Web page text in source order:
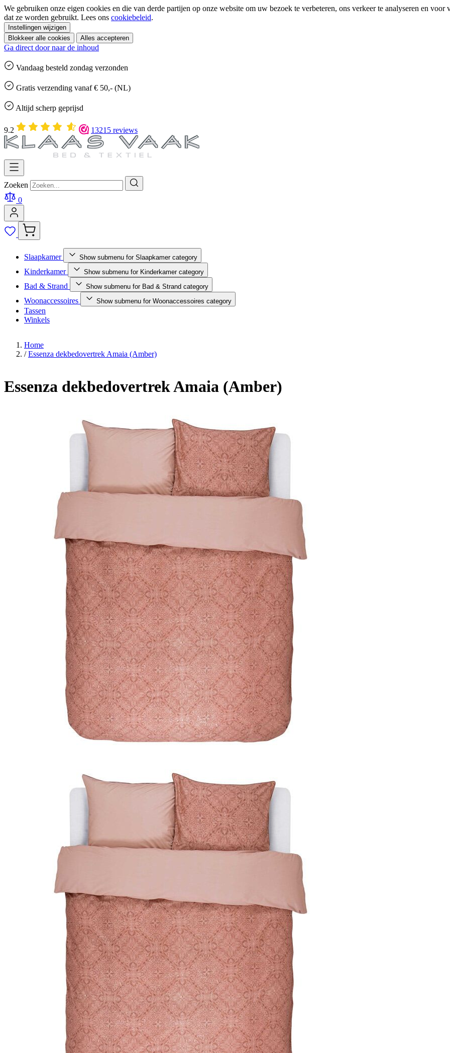
We gebruiken onze eigen cookies en die van derde partijen op onze website om uw bezoek te verbeteren, ons verkeer te analyseren en
dat ze worden gebruikt. Lees ons cookiebeleid.
Instellingen wijzigen
Blokkeer alle cookies
Alles accepteren
Ga direct door naar de inhoud
Vandaag besteld zondag verzonden
Gratis verzending vanaf € 50,- (NL)
Altijd scherp geprijsd
9.2 13215 reviews
Zoeken
0
Slaapkamer Show submenu for Slaapkamer category
Kinderkamer Show submenu for Kinderkamer category
Bad & Strand Show submenu for Bad & Strand category
Woonaccessoires Show submenu for Woonaccessoires category
Tassen
Winkels
Home
/ Essenza dekbedovertrek Amaia (Amber)
Essenza dekbedovertrek Amaia (Amber)